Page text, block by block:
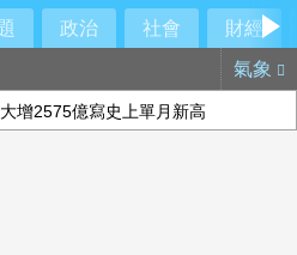
政治 社會
財經
氣象
增2575億寫史上單月新高